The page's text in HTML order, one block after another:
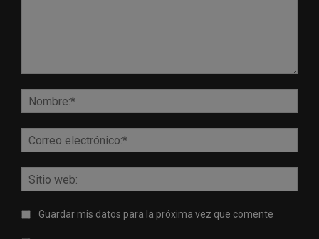
web:
Guardar mis datos para la próxima vez que comente